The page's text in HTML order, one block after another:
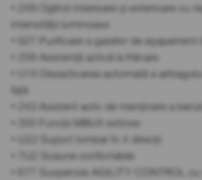
• 249 Oglinzi interioare și exterioare cu
intensității luminoase
• 927 Purificare a gazelor de eșapament
• 258 Asistență activă la frânare
• U10 Dezactivarea automată a
față
• 243 Asistent activ de menținere a
• 355 Funcții MBUX extinse
• U22 Suport lombar în 4 direcții
• 7U2 Scaune confortabile
• 677 Suspensie AGILITY CONTROL